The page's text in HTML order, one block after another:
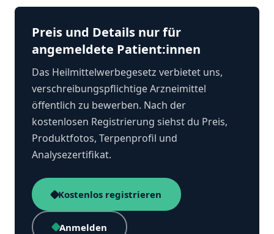
Preis und Details nur für
angemeldete Patient:innen
Das Heilmittelwerbegesetz verbietet uns,
verschreibungspflichtige Arzneimittel
öffentlich zu bewerben. Nach der
kostenlosen Registrierung siehst du Preis,
Produktfotos, Terpenprofil und
Analysezertifikat.
Kostenlos registrieren
Anmelden